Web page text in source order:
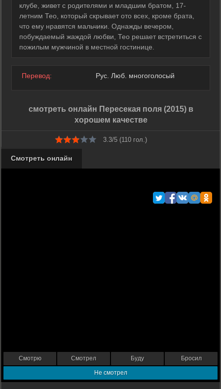
клубе, живет с родителями и младшим братом, 17-
летним Тео, который скрывает ото всех, кроме брата,
что ему нравятся мальчики. Однажды вечером,
побуждаемый жаждой любви, Тео решает встретиться с
пожилым мужчиной в местной гостинице.
Перевод: Рус. Люб. многоголосый
смотреть онлайн Пересекая поля (2015) в
хорошем качестве
3.3/5 (110 гол.)
Смотреть онлайн
Смотрю Смотрел Буду Бросил
Не смотрел